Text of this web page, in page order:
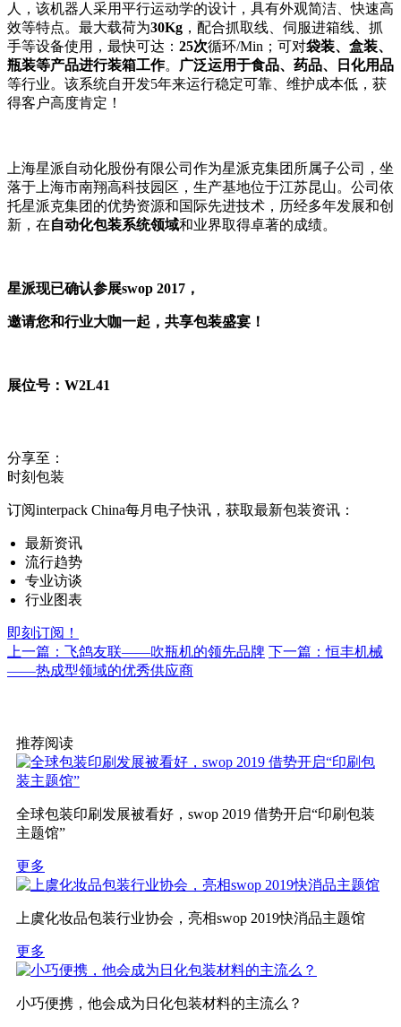
人，该机器人采用平行运动学的设计，具有外观简洁、快速高
效等特点。最大载荷为30Kg ，配合抓取线、伺服进箱线、抓
手等设备使用，最快可达： 25次循环/Min；可对袋装、盒装、
瓶装等产品进行装箱工作。
广泛运用于食品、药品、日化用品
等行业。该系统自开发5年来运行稳定可靠、维护成本低，获
得客户高度肯定！
上海星派自动化股份有限公司作为星派克集团所属子公司，坐
落于上海市南翔高科技园区，生产基地位于江苏昆山。公司依
托星派克集团的优势资源和国际先进技术，历经多年发展和创
新，在自动化包装系统领域和业界取得卓著的成绩。
星派现已确认参展swop 2017，
邀请您和行业大咖一起，共享包装盛宴！
展位号：W2L41
分享至：
时刻包装
订阅interpack China每月电子快讯，获取最新包装资讯：
最新资讯
流行趋势
专业访谈
行业图表
即刻订阅！
上一篇：飞鸽友联——吹瓶机的领先品牌 下一篇：恒丰机械
——热成型领域的优秀供应商
推荐阅读
全球包装印刷发展被看好，swop 2019 借势开启“印刷包装
主题馆”
更多
上虞化妆品包装行业协会，亮相swop 2019快消品主题馆
更多
小巧便携，他会成为日化包装材料的主流么？